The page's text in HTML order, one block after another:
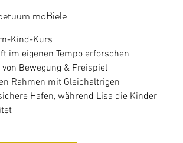
moBiele
Kind-Kurs
im eigenen Tempo erforschen
Bewegung & Freispiel
Rahmen mit Gleichaltrigen
Hafen, während Lisa die Kinder